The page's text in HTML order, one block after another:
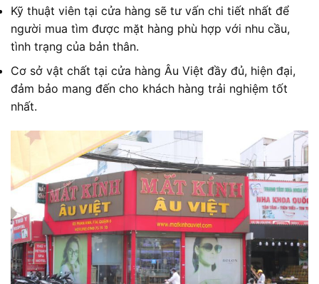
Kỹ thuật viên tại cửa hàng sẽ tư vấn chi tiết nhất để
người mua tìm được mặt hàng phù hợp với nhu cầu,
tình trạng của bản thân.
Cơ sở vật chất tại cửa hàng Âu Việt đầy đủ, hiện đại,
đảm bảo mang đến cho khách hàng trải nghiệm tốt
nhất.